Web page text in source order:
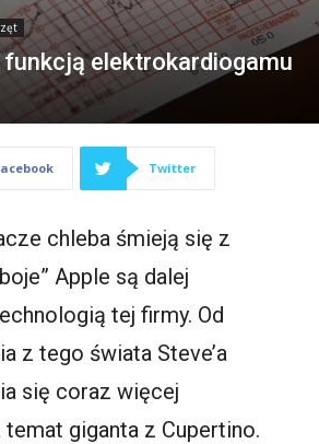
elektrokardiogamu
Twitter
chleba śmieją się z
Apple są dalej
tej firmy. Od
z tego świata Steve’a
się coraz więcej
giganta z Cupertino.